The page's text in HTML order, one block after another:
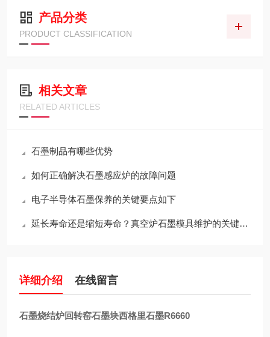
产品分类
PRODUCT CLASSIFICATION
相关文章
RELATED ARTICLES
石墨制品有哪些优势
如何正确解决石墨感应炉的故障问题
电子半导体石墨保养的关键要点如下
延长寿命还是缩短寿命？真空炉石墨模具维护的关键决策
详细介绍 在线留言
石墨烧结炉回转窑石墨块西格里石墨R6660